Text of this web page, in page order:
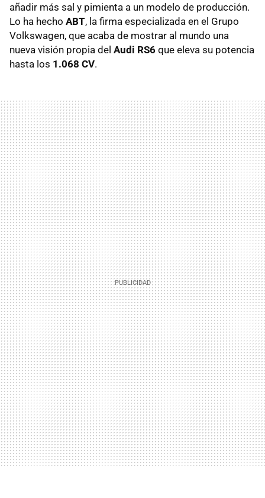
añadir más sal y pimienta a un modelo de producción.
Lo ha hecho ABT, la firma especializada en el Grupo
Volkswagen, que acaba de mostrar al mundo una
nueva visión propia del Audi RS6 que eleva su potencia
hasta los 1.068 CV.